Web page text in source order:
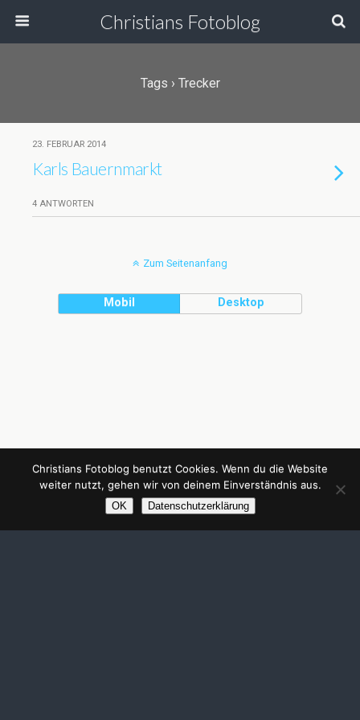
Christians Fotoblog
Tags › Trecker
23. FEBRUAR 2014
Karls Bauernmarkt
4 ANTWORTEN
Zum Seitenanfang
Mobil Desktop
Christians Fotoblog benutzt Cookies. Wenn du die Website
weiter nutzt, gehen wir von deinem Einverständnis aus.
OK Datenschutzerklärung